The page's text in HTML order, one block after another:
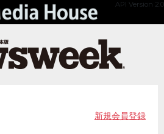
API Version 2.0
新規会員登録